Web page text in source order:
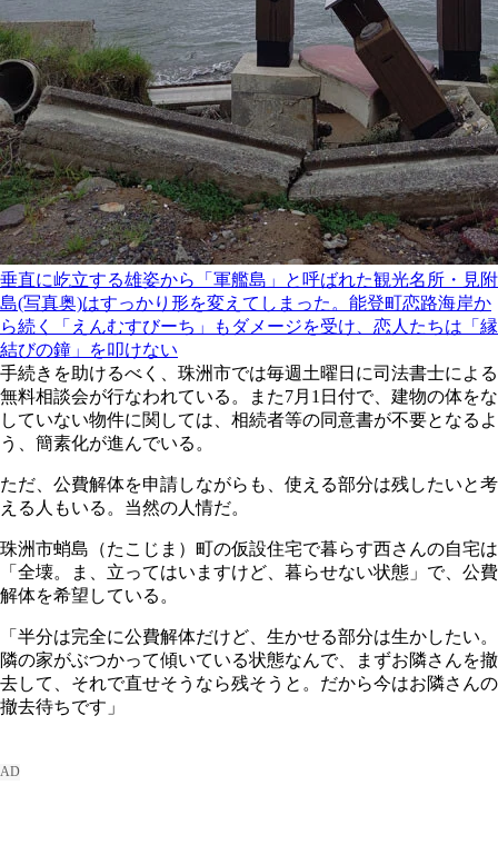
垂直に屹立する雄姿から「軍艦島」と呼ばれた観光名所・見附
島(写真奥)はすっかり形を変えてしまった。能登町恋路海岸か
ら続く「えんむすびーち」もダメージを受け、恋人たちは「縁
結びの鐘」を叩けない
手続きを助けるべく、珠洲市では毎週土曜日に司法書士による
無料相談会が行なわれている。また7月1日付で、建物の体をな
していない物件に関しては、相続者等の同意書が不要となるよ
う、簡素化が進んでいる。
ただ、公費解体を申請しながらも、使える部分は残したいと考
える人もいる。当然の人情だ。
珠洲市蛸島（たこじま）町の仮設住宅で暮らす西さんの自宅は
「全壊。ま、立ってはいますけど、暮らせない状態」で、公費
解体を希望している。
「半分は完全に公費解体だけど、生かせる部分は生かしたい。
隣の家がぶつかって傾いている状態なんで、まずお隣さんを撤
去して、それで直せそうなら残そうと。だから今はお隣さんの
撤去待ちです」